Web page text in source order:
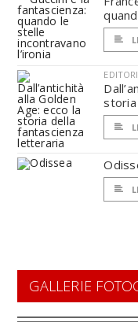
storia
GALLERIE